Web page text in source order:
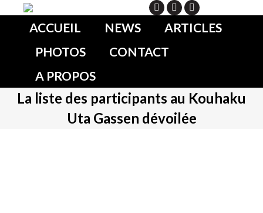
ACCUEIL NEWS
ARTICLES
PHOTOS
CONTACT
A PROPOS
La liste des participants au Kouhaku
Uta Gassen dévoilée